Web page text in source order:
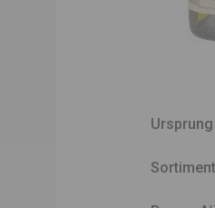
Ursprung
Sortiment